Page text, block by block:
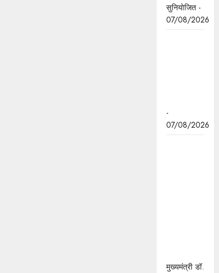
सुनियोजित -
07/08/2026
-
07/08/2026
मुख्यमंत्री डॉ.